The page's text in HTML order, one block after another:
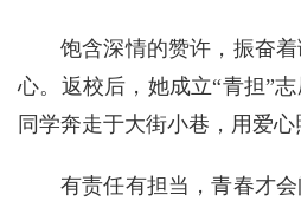
饱含深情的赞许，振奋
心。返校后，她成立“青担”
同学奔走于大街小巷，用爱心
有责任有担当，青春才